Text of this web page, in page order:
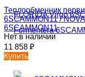
Теплообменник
6SCAMMON11 /
6SCAMMON11
Нет в наличии
11 858 ₽
Купить